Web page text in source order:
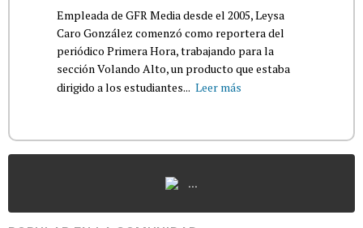
Empleada de GFR Media desde el 2005, Leysa
Caro González comenzó como reportera del
periódico Primera Hora, trabajando para la
sección Volando Alto, un producto que estaba
dirigido a los estudiantes... Leer más
...